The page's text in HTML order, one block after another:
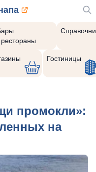
Гостиницы
промокли»:
на